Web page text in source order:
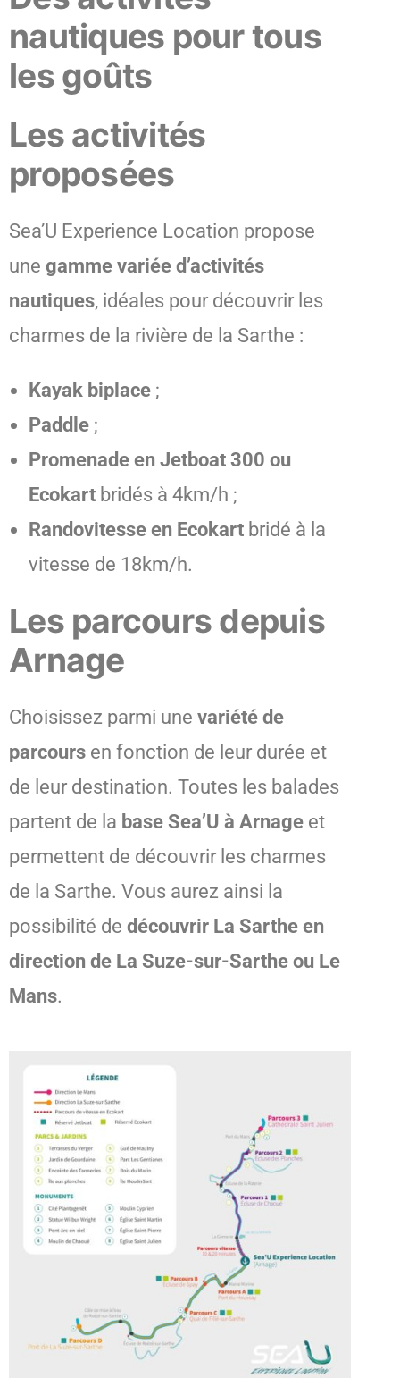
nautiques pour tous
les goûts
Les activités
proposées
Sea’U Experience Location propose
une gamme variée d’activités
nautiques, idéales pour découvrir les
charmes de la rivière de la Sarthe :
Kayak biplace ;
Paddle ;
Promenade en Jetboat 300 ou
Ecokart bridés à 4km/h ;
Randovitesse en Ecokart bridé à la
vitesse de 18km/h.
Les parcours depuis
Arnage
Choisissez parmi une variété de
parcours en fonction de leur durée et
de leur destination. Toutes les balades
partent de la base Sea’U à Arnage et
permettent de découvrir les charmes
de la Sarthe. Vous aurez ainsi la
possibilité de découvrir La Sarthe en
direction de La Suze-sur-Sarthe ou Le
Mans.